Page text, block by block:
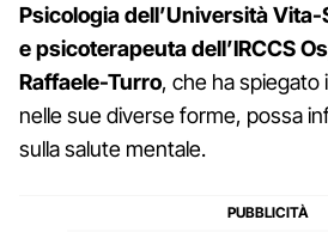
Psicologia dell’Università Vita-
e psicoterapeuta dell’IRCCS
Raffaele-Turro, che ha spiegato
nelle sue diverse forme, possa
sulla salute mentale.